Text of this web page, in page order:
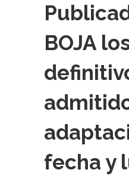
BOJA
fecha y